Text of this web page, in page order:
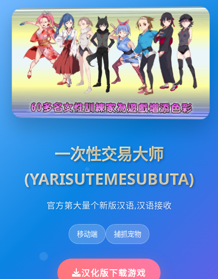
一次性交易大师
(YARISUTEMESUBUTA)
官方第大量个新版汉语,汉语接收
移动端 捕抓宠物
汉化版下载游戏